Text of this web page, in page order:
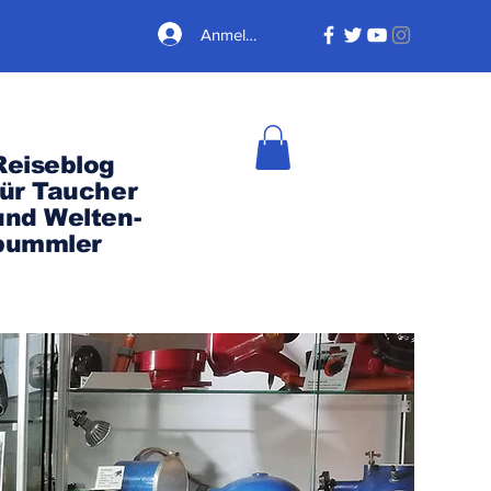
Anmelden
Taucher
Welten-